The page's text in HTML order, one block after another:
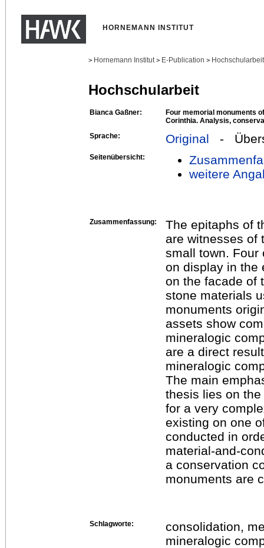
HORNEMANN INSTITUT
> Hornemann Institut > E-Publication >
Hochschularbeit
Bianca Gaßner:
Four memorial monuments
Corinthia. Analysis,
Sprache:
Original -
Seitenübersicht:
weitere
Zusammenfassung:
The epitaphs of
are witnesses of
small town. Four
on display in the
on the facade of
stone materials
monuments
assets show
mineralogic
are a direct
mineralogic
The main
thesis lies on
for a very
existing on one
conducted in
material-and-
a conservation
monuments are
Schlagworte:
consolidation,
mineralogic